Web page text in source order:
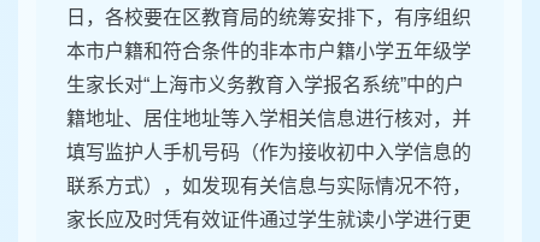
日，各校要在区教育局的统筹安排下，有序组织
本市户籍和符合条件的非本市户籍小学五年级学
生家长对“上海市义务教育入学报名系统”中的户
籍地址、居住地址等入学相关信息进行核对，并
填写监护人手机号码（作为接收初中入学信息的
联系方式），如发现有关信息与实际情况不符，
家长应及时凭有效证件通过学生就读小学进行更